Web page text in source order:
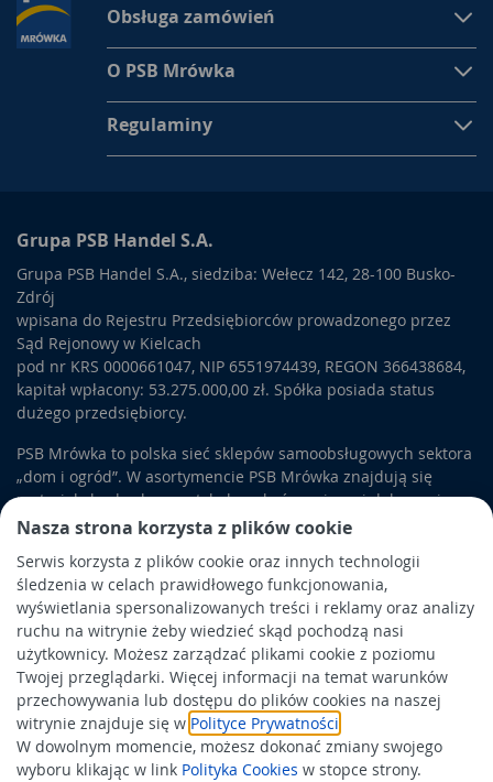
Nasza strona korzysta z plików cookie
Serwis korzysta z plików cookie oraz innych technologii
śledzenia w celach prawidłowego funkcjonowania,
wyświetlania spersonalizowanych treści i reklamy oraz analizy
ruchu na witrynie żeby wiedzieć skąd pochodzą nasi
użytkownicy. Możesz zarządzać plikami cookie z poziomu
Twojej przeglądarki. Więcej informacji na temat warunków
przechowywania lub dostępu do plików cookies na naszej
witrynie znajduje się w Polityce Prywatności
W dowolnym momencie, możesz dokonać zmiany swojego
wyboru klikając w link Polityka Cookies w stopce strony.
Obsługa zamówień
O PSB Mrówka
Regulaminy
Grupa PSB Handel S.A.
Grupa PSB Handel S.A., siedziba: Wełecz 142, 28-100 Busko-
Zdrój
wpisana do Rejestru Przedsiębiorców prowadzonego przez
Sąd Rejonowy w Kielcach
pod nr KRS 0000661047, NIP 6551974439, REGON 366438684,
kapitał wpłacony: 53.275.000,00 zł. Spółka posiada status
dużego przedsiębiorcy.
PSB Mrówka to polska sieć sklepów samoobsługowych sektora
„dom i ogród”. W asortymencie PSB Mrówka znajdują się
materiały budowlane, artykuły wykończeniowe i dekoracyjne,
wyposażenie łazienek i kuchni, elektronarzędzia, a także
artykuły związane z ogrodem i otoczeniem domu.
Obowiązek informacyjny
Polityka prywatności
Polityka Cookies
Odbiór zużytego sprzętu
Wspierają nas: